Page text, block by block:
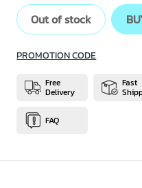
Out of stock
PROMOTION CODE
Free
Delivery
Fast
FAQ